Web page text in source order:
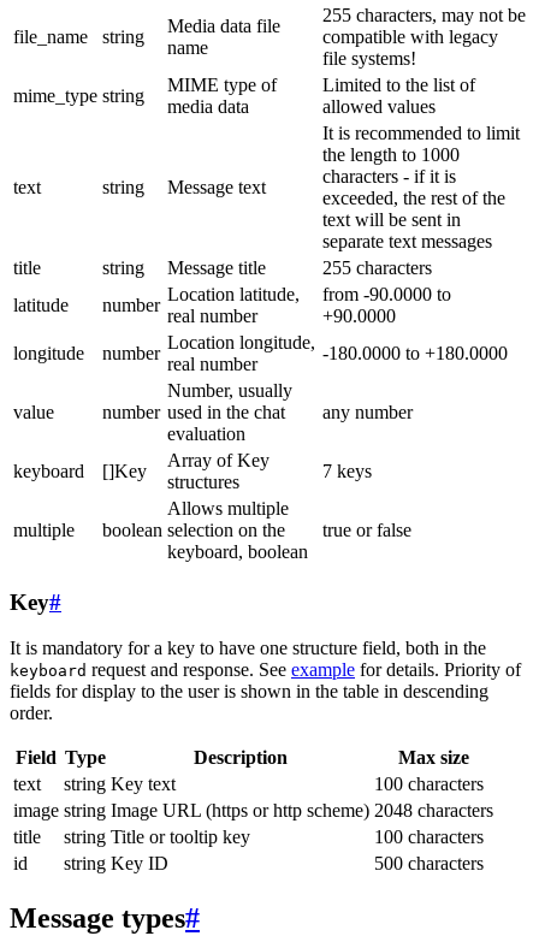
file_name string
Media data file
name
255 characters, may not be
compatible with legacy
file systems!
mime_type string
MIME type of
media data
Limited to the list of
allowed values
text string Message text
It is recommended to limit
the length to 1000
characters - if it is
exceeded, the rest of the
text will be sent in
separate text messages
title
string Message title
255 characters
latitude
number
Location latitude,
real number
from -90.0000 to
+90.0000
longitude
number
Location longitude,
real number
-180.0000 to +180.0000
value number
Number, usually
used in the chat
evaluation
any number
keyboard []Key
Array of Key
structures
7 keys
multiple boolean
Allows multiple
selection on the
keyboard, boolean
true or false
Key#
It is mandatory for a key to have one structure field, both in the
keyboard request and response. See example for details. Priority of
fields for display to the user is shown in the table in descending
order.
Field Type Description
Max size
text
string Key text
100 characters
image string Image URL (https or http scheme) 2048 characters
title
string Title or tooltip key
100 characters
id
string Key ID 500 characters
Message types#